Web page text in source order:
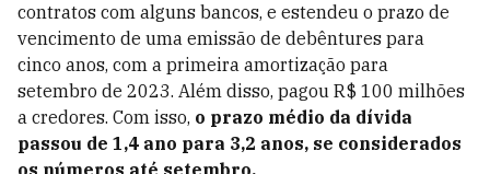
contratos com alguns bancos, e estendeu o prazo de
vencimento de uma emissão de debêntures para
cinco anos, com a primeira amortização para
setembro de 2023. Além disso, pagou R$ 100 milhões
a credores. Com isso, o prazo médio da dívida
passou de 1,4 ano para 3,2 anos, se considerados
os números até setembro.